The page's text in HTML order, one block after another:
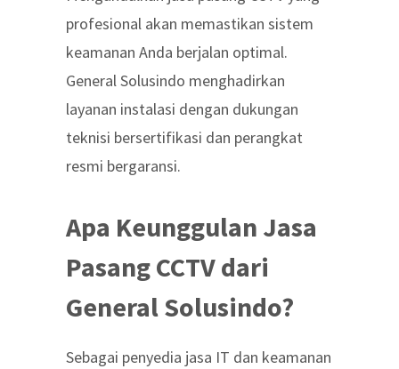
profesional akan memastikan sistem
keamanan Anda berjalan optimal.
General Solusindo menghadirkan
layanan instalasi dengan dukungan
teknisi bersertifikasi dan perangkat
resmi bergaransi.
Apa Keunggulan Jasa
Pasang CCTV dari
General Solusindo?
Sebagai penyedia jasa IT dan keamanan